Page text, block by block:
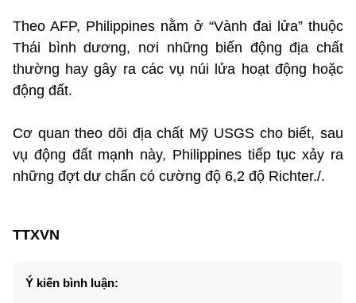
Theo AFP, Philippines nằm ở “Vành đai lửa” thuộc
Thái bình dương, nơi những biến động địa chất
thường hay gây ra các vụ núi lửa hoạt động hoặc
động đất.
Cơ quan theo dõi địa chất Mỹ USGS cho biết, sau
vụ động đất mạnh này, Philippines tiếp tục xảy ra
những đợt dư chấn có cường độ 6,2 độ Richter./.
TTXVN
Ý kiến bình luận: